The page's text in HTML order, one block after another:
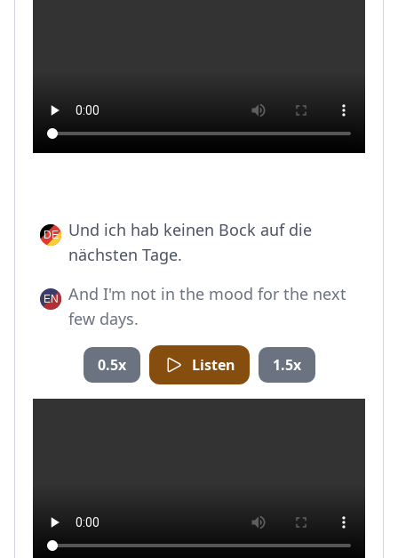
Und ich hab keinen Bock auf die
nächsten Tage.
And I'm not in the mood for the next
few days.
0.5x Listen 1.5x